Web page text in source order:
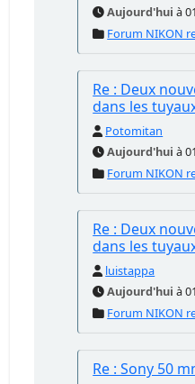
Aujourd'hui à
Forum NIKON
Re : Deux
dans les
Potomitan
Aujourd'hui à
Forum NIKON
Re : Deux
dans les
luistappa
Aujourd'hui à
Forum NIKON
Re : Sony 50